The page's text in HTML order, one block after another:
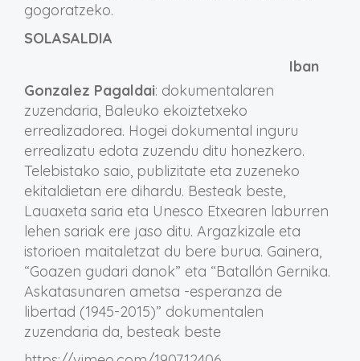
gogoratzeko.
SOLASALDIA
Iban
Gonzalez Pagaldai: dokumentalaren
zuzendaria, Baleuko ekoiztetxeko
errealizadorea. Hogei dokumental inguru
errealizatu edota zuzendu ditu honezkero.
Telebistako saio, publizitate eta zuzeneko
ekitaldietan ere dihardu. Besteak beste,
Lauaxeta saria eta Unesco Etxearen laburren
lehen sariak ere jaso ditu. Argazkizale eta
istorioen maitaletzat du bere burua. Gainera,
“Goazen gudari danok” eta “Batallón Gernika.
Askatasunaren ametsa -esperanza de
libertad (1945-2015)” dokumentalen
zuzendaria da, besteak beste